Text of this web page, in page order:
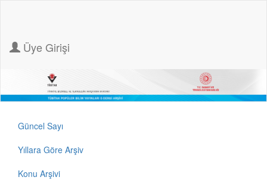
Üye Girişi
Güncel Sayı
Yıllara Göre Arşiv
Konu Arşivi